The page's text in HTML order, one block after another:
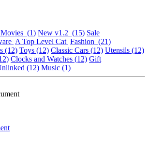
(1) New v1.2 (15) Sale
A Top Level Cat Fashion (21)
(12) Toys (12) Classic Cars (12) Utensils (12)
Clocks and Watches (12) Gift
(12) Music (1)